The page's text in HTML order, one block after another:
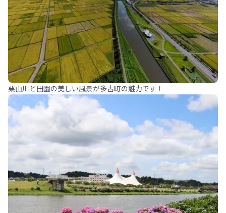
栗山川と田園の美しい風景が多古町の魅力です！